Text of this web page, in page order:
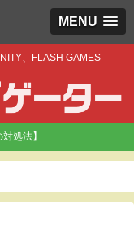
MENU
、FLASH GAMES
処法】